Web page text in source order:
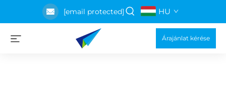
[email protected] HU
Árajánlat kérése